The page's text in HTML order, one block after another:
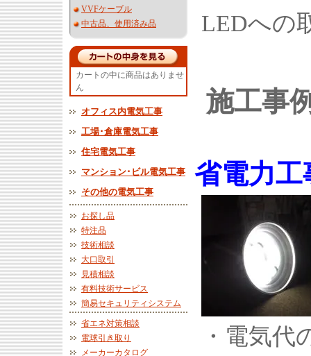
VVFケーブル
中古品、使用済み品
カートの中に商品はありませ
ん
オフィス内電気工事
工場･倉庫電気工事
住宅電気工事
マンション･ビル電気工事
その他の電気工事
お探し品
特注品
技術相談
大口取引
見積相談
有料技術サービス
簡易セキュリティシステム
省エネ対策相談
電球引き取り
メーカーカタログ
LEDへの
施工事
省電力工
・電気代